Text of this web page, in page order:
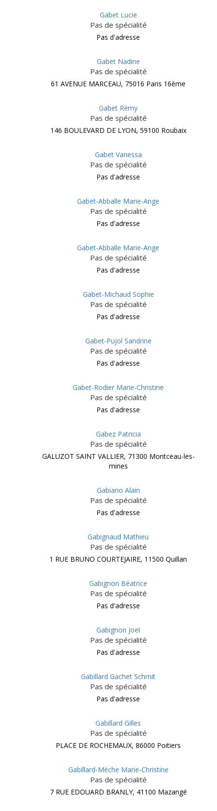
Gabet Lucie
Pas de spécialité
Pas d'adresse
Gabet Nadine
Pas de spécialité
61 AVENUE MARCEAU, 75016 Paris 16ème
Gabet Rémy
Pas de spécialité
146 BOULEVARD DE LYON, 59100 Roubaix
Gabet Vanessa
Pas de spécialité
Pas d'adresse
Gabet-Abballe Marie-Ange
Pas de spécialité
Pas d'adresse
Gabet-Abballe Marie-Ange
Pas de spécialité
Pas d'adresse
Gabet-Michaud Sophie
Pas de spécialité
Pas d'adresse
Gabet-Pujol Sandrine
Pas de spécialité
Pas d'adresse
Gabet-Rodier Marie-Christine
Pas de spécialité
Pas d'adresse
Gabez Patricia
Pas de spécialité
GALUZOT SAINT VALLIER, 71300 Montceau-les-
mines
Gabiano Alain
Pas de spécialité
Pas d'adresse
Gabignaud Mathieu
Pas de spécialité
1 RUE BRUNO COURTEJAIRE, 11500 Quillan
Gabignon Béatrice
Pas de spécialité
Pas d'adresse
Gabignon Joel
Pas de spécialité
Pas d'adresse
Gabillard Gachet Schmit
Pas de spécialité
Pas d'adresse
Gabillard Gilles
Pas de spécialité
PLACE DE ROCHEMAUX, 86000 Poitiers
Gabillard-Mèche Marie-Christine
Pas de spécialité
7 RUE EDOUARD BRANLY, 41100 Mazangé